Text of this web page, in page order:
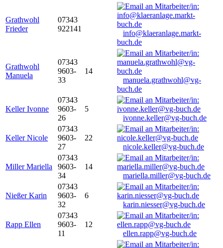
Grathwohl
Frieder
07343
922141
info@klaeranlage.markt-
buch.de
Grathwohl
Manuela
07343
9603-
33
14
manuela.grathwohl@vg-
buch.de
Keller Ivonne
07343
9603-
26
5
ivonne.keller@vg-buch.de
Keller Nicole
07343
9603-
27
22
nicole.keller@vg-buch.de
Miller Mariella
07343
9603-
34
14
mariella.miller@vg-buch.de
Nießer Karin
07343
9603-
32
6
karin.niesser@vg-buch.de
Rapp Ellen
07343
9603-
11
12
ellen.rapp@vg-buch.de